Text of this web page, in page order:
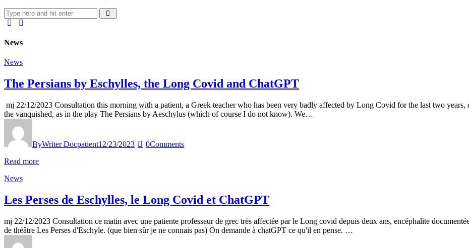
News
News
The Persians by Eschylles, the Long Covid and ChatGPT
mj 22/12/2023 Consultation this morning with a patient, a Greek teacher who has been very badly affected by Long Covid for the last two years,
the vanquished, as in the play The Persians by Aeschylus (which of course I do not know). We…
ByWriter Docpatient12/23/2023 0Comments
Read more
News
Les Perses de Eschylles, le Long Covid et ChatGPT
mj 22/12/2023 Consultation ce matin avec une patiente professeur de grec très affectée par le Long covid depuis deux ans, encéphalite
de théâtre Les Perses d'Eschyle. (que bien sûr je ne connais pas) On demande à chatGPT ce qu'il en pense. …